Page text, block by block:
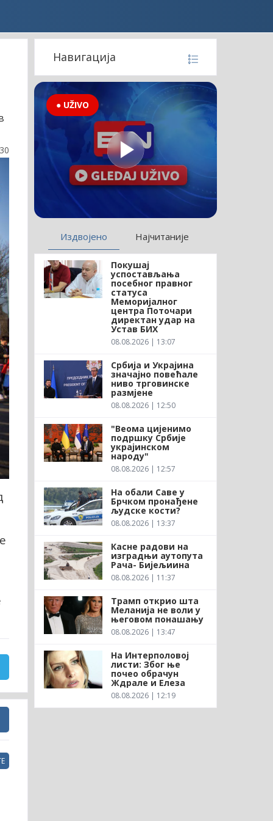
Навигација
● UŽIVO
Издвојено Најчитаније
Покушај
успостављања
посебног правног
статуса
Меморијалног
центра Поточари
директан удар на
Устав БИХ
08.08.2026 | 13:07
Србија и Украјина
значајно повећале
ниво трговинске
размјене
08.08.2026 | 12:50
"Веома цијенимо
подршку Србије
украјинском
народу"
08.08.2026 | 12:57
На обали Саве у
Брчком пронађене
људске кости?
08.08.2026 | 13:37
Касне радови на
изградњи аутопута
Рача- Бијељиина
08.08.2026 | 11:37
Трамп открио шта
Меланија не воли у
његовом понашању
08.08.2026 | 13:47
На Интерполовој
листи: Због ње
почео обрачун
Ждрале и Елеза
08.08.2026 | 12:19